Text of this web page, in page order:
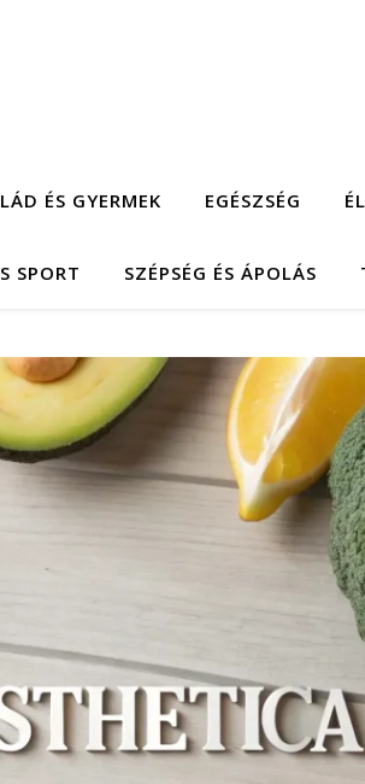
ÉS GYERMEK EGÉSZSÉG
SPORT SZÉPSÉG ÉS ÁPOLÁS